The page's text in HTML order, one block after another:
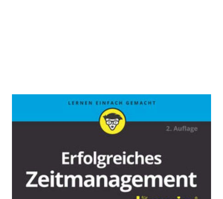
Erfolgreiches Zeitmanagement für
Zur Wunschliste hinzufügen
VonMarkus Dörr